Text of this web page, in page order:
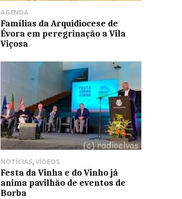
AGENDA
Famílias da Arquidiocese de
Évora em peregrinação a Vila
Viçosa
NOTÍCIAS,VÍDEOS
Festa da Vinha e do Vinho já
anima pavilhão de eventos de
Borba